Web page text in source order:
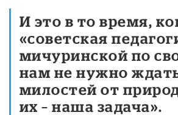
И это в то время,
«советская
мичуринской по
нам не нужно
милостей от
их – наша задача».